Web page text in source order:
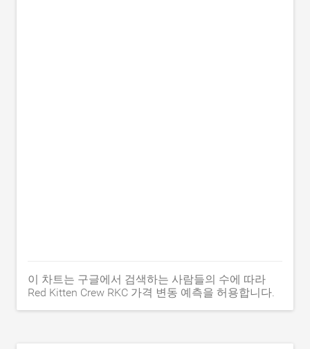
이 차트는 구글에서 검색하는 사람들의 수에 따라
Red Kitten Crew RKC 가격 변동 예측을 허용합니다.